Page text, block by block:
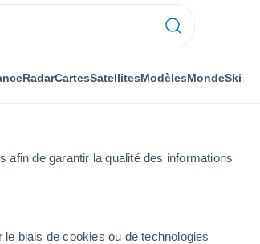
afin de garantir la qualité des informations
biais de cookies ou de technologies
RadarCartesSatellitesModèlesMondeSki